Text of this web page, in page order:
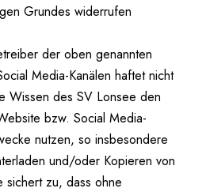
Grundes widerrufen
der oben genannten
Media-Kanälen haftet nicht
Wissen des SV Lonsee den
bzw. Social Media-
nutzen, so insbesondere
und/oder Kopieren von
sichert zu, dass ohne